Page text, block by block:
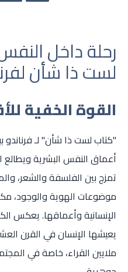
رحلة داخل
لست ذا شأن
القوة الخفية
"كتاب لست ذا شأن" لـ
أعماق النفس البشرية ويطالع
تمزج بين الفلسفة والشعر،
موضوعات الهوية والوجود،
الإنسانية وأعماقها. يعكس
يعيشها الإنسان في القرن
ملايين القراء، خاصة في